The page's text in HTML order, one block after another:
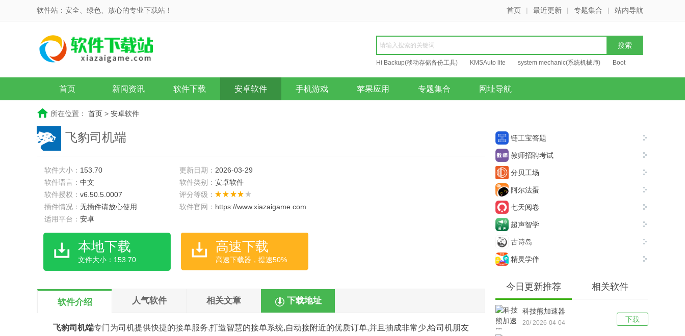
软件站：安全、绿色、放心的专业下载站！ 首页 | 最近更新 | 专题集合 | 站内导航
Hi Backup(移动存储备份工具) KMSAuto lite system mechanic(系统机械师) Boot
Repair
首页 新闻资讯 软件下载 安卓软件 手机游戏 苹果应用 专题集合 网址导航
所在位置： 首页 > 安卓软件
飞豹司机端
软件大小： 153.70 更新日期： 2026-03-29
软件语言： 中文 软件类别： 安卓软件
软件授权： v6.50.5.0007
评分等级：
插件情况： 无插件请放心使用 软件官网： https://www.xiazaigame.com
适用平台： 安卓
本地下载
文件大小：153.70
高速下载
高速下载器，提速50%
软件介绍 人气软件 相关文章 下载地址
飞豹司机端专门为司机提供快捷的接单服务,打造智慧的接单系统,自动接附近的优质订单,并且抽成非常少,给司机朋友
链工宝答题
教师招聘考试
分贝工场
阿尔法蛋
七天阅卷
超声智学
古诗岛
精灵学伴
今日更新推荐 相关软件
下载
科技熊加速器
20/ 2026-04-04